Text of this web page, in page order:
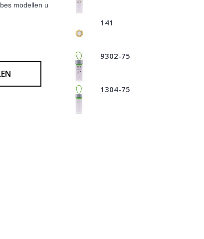
141
9302-75
1304-75
modellen u